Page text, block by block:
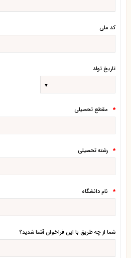
کد ملی
تاریخ تولد
* مقطع تحصیلی
* رشته تحصیلی
* نام دانشگاه
شما از چه طریق با این فراخوان آشنا شدید؟